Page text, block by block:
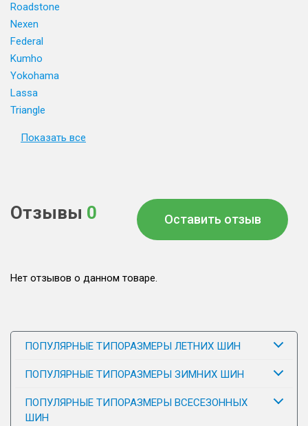
Roadstone
Nexen
Federal
Kumho
Yokohama
Lassa
Triangle
Показать все
Отзывы 0 Оставить отзыв
Нет отзывов о данном товаре.
ПОПУЛЯРНЫЕ ТИПОРАЗМЕРЫ ЛЕТНИХ ШИН
ПОПУЛЯРНЫЕ ТИПОРАЗМЕРЫ ЗИМНИХ ШИН
ПОПУЛЯРНЫЕ ТИПОРАЗМЕРЫ ВСЕСЕЗОННЫХ
ШИН